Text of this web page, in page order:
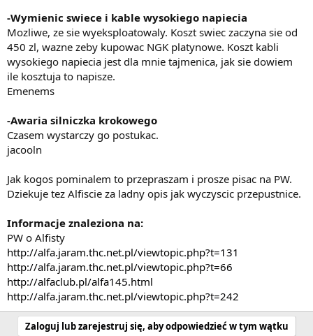
-Wymienic swiece i kable wysokiego napiecia
Mozliwe, ze sie wyeksploatowaly. Koszt swiec zaczyna sie od
450 zl, wazne zeby kupowac NGK platynowe. Koszt kabli
wysokiego napiecia jest dla mnie tajmenica, jak sie dowiem
ile kosztuja to napisze.
Emenems
-Awaria silniczka krokowego
Czasem wystarczy go postukac.
jacooln
Jak kogos pominalem to przepraszam i prosze pisac na PW.
Dziekuje tez Alfiscie za ladny opis jak wyczyscic przepustnice.
Informacje znaleziona na:
PW o Alfisty
http://alfa.jaram.thc.net.pl/viewtopic.php?t=131
http://alfa.jaram.thc.net.pl/viewtopic.php?t=66
http://alfaclub.pl/alfa145.html
http://alfa.jaram.thc.net.pl/viewtopic.php?t=242
Zaloguj lub zarejestruj się, aby odpowiedzieć w tym wątku